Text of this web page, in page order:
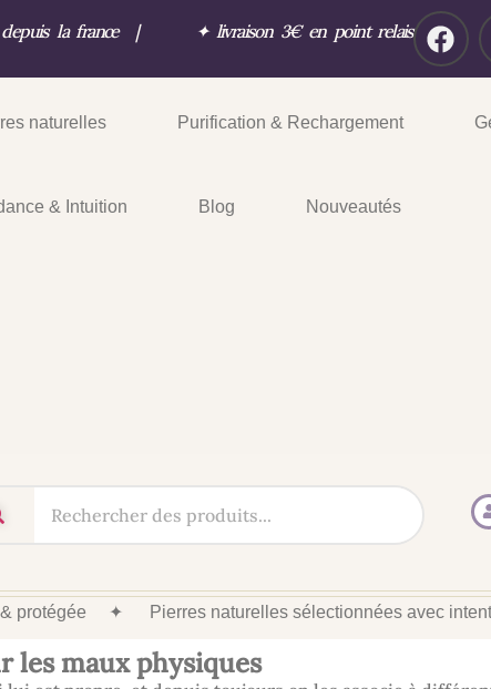
la france | ✦ livraison 3€ en point relais
naturelles Purification & Rechargement
& Intuition Blog Nouveautés
& protégée ✦ Pierres naturelles sélectionnées avec
les maux physiques